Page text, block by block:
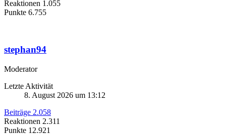
Reaktionen 1.055
Punkte 6.755
stephan94
Moderator
Letzte Aktivität
8. August 2026 um 13:12
Beiträge 2.058
Reaktionen 2.311
Punkte 12.921